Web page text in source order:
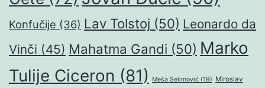
Konfučije (36) Lav Tolstoj (50) Leonardo da
Vinči (45) Mahatma Gandi (50) Marko
Tulije Ciceron (81) Meša Selimović (19) Miroslav